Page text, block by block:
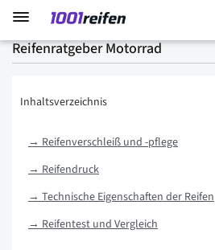
Reifenratgeber Motorrad
Inhaltsverzeichnis
→ Reifenverschleiß und -pflege
→ Reifendruck
→ Technische Eigenschaften der Reifen
→ Reifentest und Vergleich